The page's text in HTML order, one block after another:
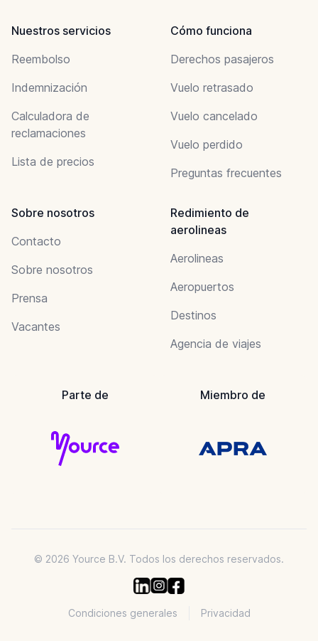
Nuestros servicios
Reembolso
Indemnización
Calculadora de
reclamaciones
Lista de precios
Cómo funciona
Derechos pasajeros
Vuelo retrasado
Vuelo cancelado
Vuelo perdido
Preguntas frecuentes
Sobre nosotros
Contacto
Sobre nosotros
Prensa
Vacantes
Redimiento de
aerolineas
Aerolineas
Aeropuertos
Destinos
Agencia de viajes
Parte de Miembro de
© 2026 Yource B.V. Todos los derechos reservados.
Condiciones generales Privacidad